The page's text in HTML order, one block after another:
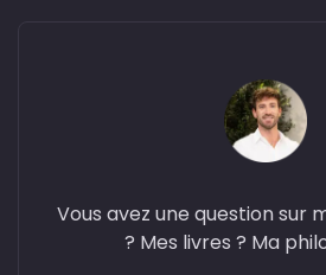
Vous avez une question sur
? Mes livres ? Ma